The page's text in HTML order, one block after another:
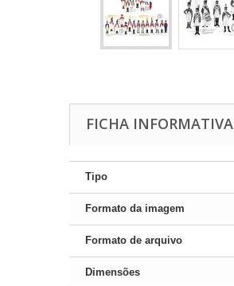
FICHA INFORMATIVA
Tipo
Formato da imagem
Formato de arquivo
Dimensões